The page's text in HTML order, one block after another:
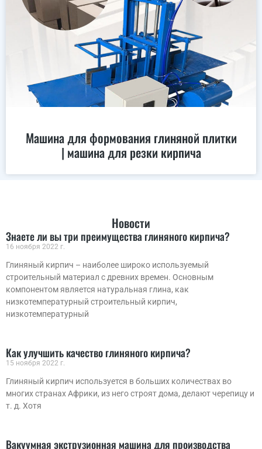
Машина для формования глиняной плитки
| машина для резки кирпича
Новости
Знаете ли вы три преимущества глиняного кирпича?
16 ноября 2022 г.
Глиняный кирпич – наиболее широко используемый
строительный материал с древних времен. Основным
компонентом является натуральная глина, как
низкотемпературный строительный кирпич,
низкотемпературный
Как улучшить качество глиняного кирпича?
15 ноября 2022 г.
Глиняный кирпич используется в больших количествах во
многих странах Африки, из него строят дома, делают черепицу и
т. д. Хотя
Вакуумная экструзионная машина для производства